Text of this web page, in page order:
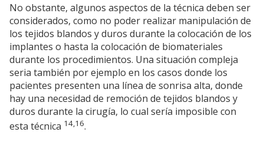
No obstante, algunos aspectos de la técnica deben ser
considerados, como no poder realizar manipulación de
los tejidos blandos y duros durante la colocación de los
implantes o hasta la colocación de biomateriales
durante los procedimientos. Una situación compleja
seria también por ejemplo en los casos donde los
pacientes presenten una línea de sonrisa alta, donde
hay una necesidad de remoción de tejidos blandos y
duros durante la cirugía, lo cual sería imposible con
esta técnica 14,16.